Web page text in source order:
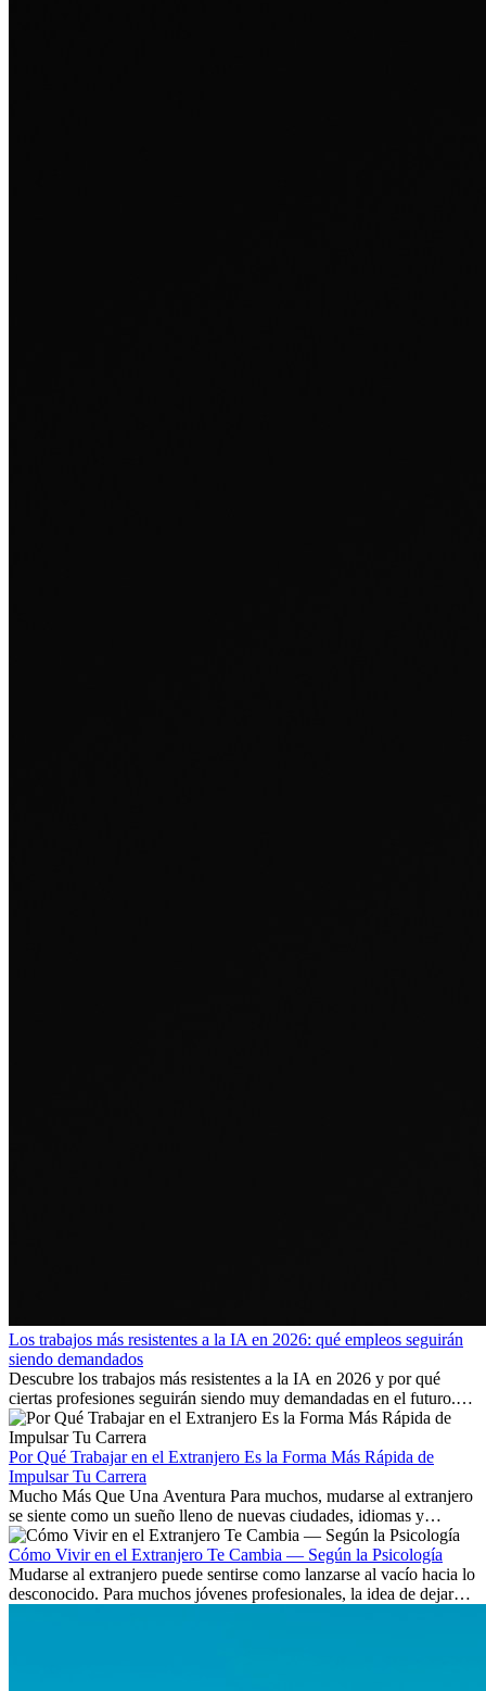
Los trabajos más resistentes a la IA en 2026: qué empleos seguirán
siendo demandados
Descubre los trabajos más resistentes a la IA en 2026 y por qué
ciertas profesiones seguirán siendo muy demandadas en el futuro.
Aprende qué habilidades serán clave y qué oportunidades laborales
existen a nivel internacional.
Por Qué Trabajar en el Extranjero Es la Forma Más Rápida de
Impulsar Tu Carrera
Mucho Más Que Una Aventura Para muchos, mudarse al extranjero
se siente como un sueño lleno de nuevas ciudades, idiomas y
culturas. Pero más allá de la...
Cómo Vivir en el Extranjero Te Cambia — Según la Psicología
Mudarse al extranjero puede sentirse como lanzarse al vacío hacia lo
desconocido. Para muchos jóvenes profesionales, la idea de dejar